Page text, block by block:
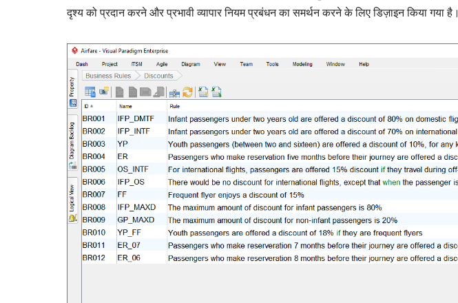
दृश्य को प्रदान करने और प्रभावी व्यापार नियम प्रबंधन का समर्थन करने के लिए डिज़ाइन किया गया है।